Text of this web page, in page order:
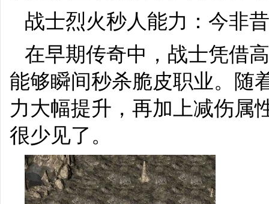
战士烈火秒人能力：今非
在早期传奇中，战士凭借
能够瞬间秒杀脆皮职业。随
力大幅提升，再加上减伤属
很少见了。